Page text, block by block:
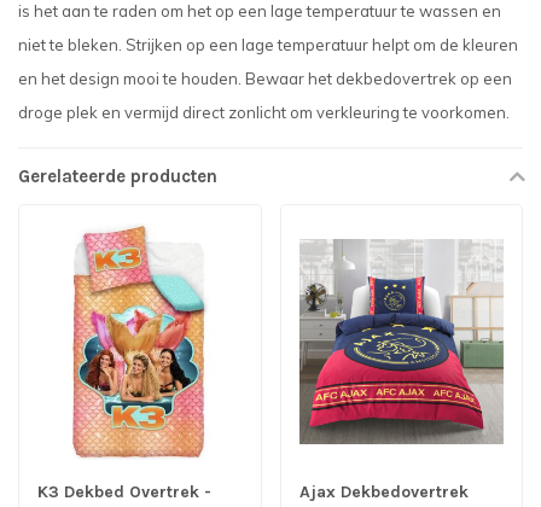
is het aan te raden om het op een lage temperatuur te wassen en
niet te bleken. Strijken op een lage temperatuur helpt om de kleuren
en het design mooi te houden. Bewaar het dekbedovertrek op een
droge plek en vermijd direct zonlicht om verkleuring te voorkomen.
Gerelateerde producten
K3 Dekbed Overtrek -
Ajax Dekbedovertrek